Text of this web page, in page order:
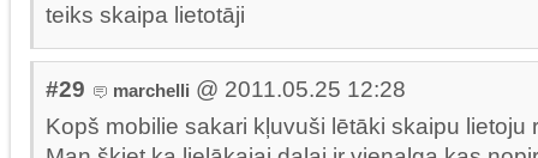
teiks skaipa lietotāji
#29 marchelli @ 2011.05.25 12:28
Kopš mobilie sakari kļuvuši lētāki skaipu lietoju